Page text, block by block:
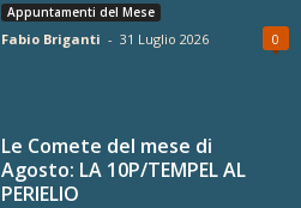
Appuntamenti del Mese
Fabio Briganti - 31 Luglio 2026 0
Le Comete del mese di
Agosto: LA 10P/TEMPEL AL
PERIELIO